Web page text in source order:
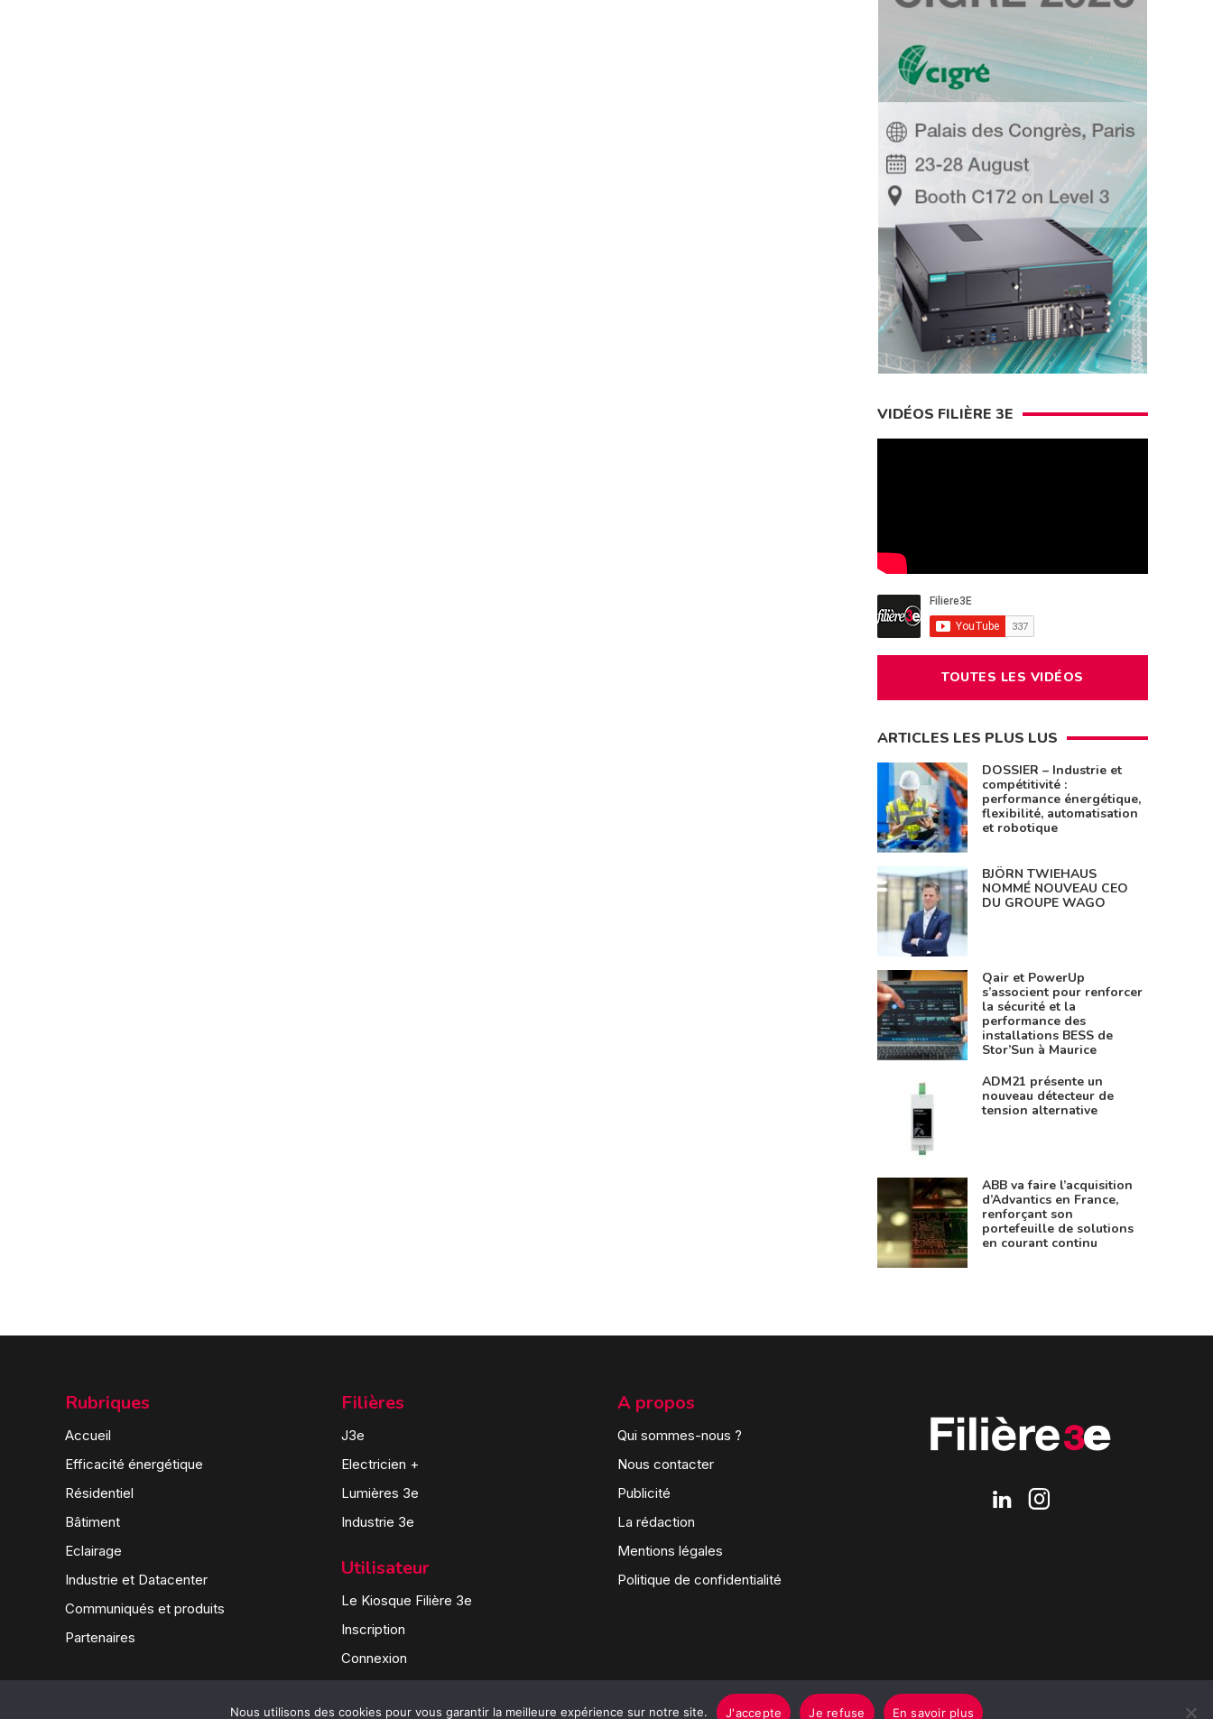
VIDÉOS FILIÈRE 3E
TOUTES LES VIDÉOS
ARTICLES LES PLUS LUS
DOSSIER – Industrie et
compétitivité :
performance énergétique,
flexibilité, automatisation
et robotique
BJÖRN TWIEHAUS
NOMMÉ NOUVEAU CEO
DU GROUPE WAGO
Qair et PowerUp
s’associent pour renforcer
la sécurité et la
performance des
installations BESS de
Stor’Sun à Maurice
ADM21 présente un
nouveau détecteur de
tension alternative
ABB va faire l’acquisition
d’Advantics en France,
renforçant son
portefeuille de solutions
en courant continu
Rubriques
Accueil
Efficacité énergétique
Résidentiel
Bâtiment
Eclairage
Industrie et Datacenter
Communiqués et produits
Partenaires
Filières
J3e
Electricien +
Lumières 3e
Industrie 3e
Utilisateur
Le Kiosque Filière 3e
Inscription
Connexion
A propos
Qui sommes-nous ?
Nous contacter
Publicité
La rédaction
Mentions légales
Politique de confidentialité
Nous utilisons des cookies pour vous garantir la meilleure expérience sur notre site. J'accepte Je refuse En savoir plus